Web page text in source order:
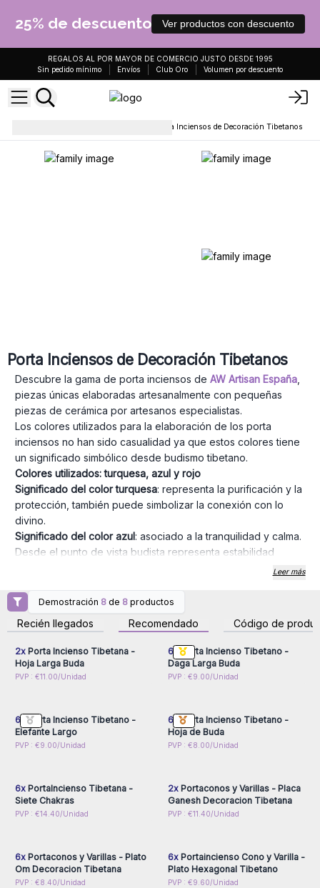
25% de descuento Ver productos con descuento
REGALOS AL POR MAYOR DE COMERCIO JUSTO DESDE 1995
Sin pedido mínimo
Envíos Club Oro Volumen por descuento
Porta Inciensos de Decoración Tibetanos
Porta Inciensos de Decoración Tibetanos
Descubre la gama de porta inciensos de AW Artisan España,
piezas únicas elaboradas artesanalmente con pequeñas
piezas de cerámica por artesanos especialistas.
Los colores utilizados para la elaboración de los porta
inciensos no han sido casualidad ya que estos colores tiene
un significado simbólico desde budismo tibetano.
Colores utilizados: turquesa, azul y rojo
Significado del color turquesa: representa la purificación y la
protección, también puede simbolizar la conexión con lo
divino.
Significado del color azul: asociado a la tranquilidad y calma.
Desde el punto de vista budista representa estabilidad
interior para poder superar obstáculos.
AW Artisan España
elefante, chakras, Buda o Ganesha. Tenga en cuenta que
estos porta inciensos se vende en conjuntos de 6 unidades,
combínelos y ofrezca packs de 3 quemadores de incienso a
sus clientes.
reflejan la conexión con lo divino, elementos naturales y
enseñanzas del budismo!
Leer más
Demostración 8 de 8 productos
Recién llegados Recomendado Código de
Inicie sesión o regístrese
para obtener precios al
por mayor
2xPorta Incienso Tibetana -
Hoja Larga Buda
PVP : €11.00/Unidad
para obtener precios al
por mayor
6x Porta Incienso Tibetano -
Daga Larga Buda
PVP : €9.00/Unidad
Inicie sesión o regístrese
6x Porta Incienso Tibetano -
Elefante Largo
PVP : €9.00/Unidad
Inicie sesión o regístrese
6x Porta Incienso Tibetano -
Hoja de Buda
PVP : €8.00/Unidad
Inicie sesión o regístrese
6xPortaIncienso Tibetana -
Siete Chakras
PVP : €14.40/Unidad
Inicie sesión o regístrese
2xPortaconos y Varillas - Placa
Ganesh Decoracion Tibetana
PVP : €11.40/Unidad
Inicie sesión o regístrese
6xPortaconos y Varillas - Plato
Om Decoracion Tibetana
PVP : €8.40/Unidad
Inicie sesión o regístrese
6xPortaincienso Cono y Varilla -
Plato Hexagonal Tibetano
PVP : €9.60/Unidad